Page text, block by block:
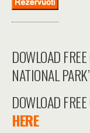
DOWLOAD
NATIONAL
DOWLOAD
HERE